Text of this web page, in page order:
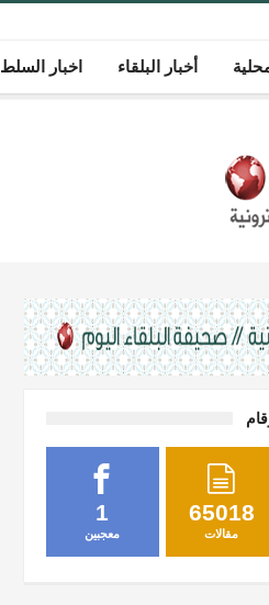
أخبار البلقاء اخبار السلط
1
معجبين
65018
مقالات